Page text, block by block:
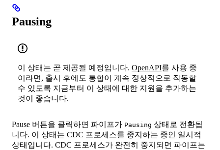
Pausing
이 상태는 곧 제공될 예정입니다. OpenAPI를 사용 중
이라면, 출시 후에도 통합이 계속 정상적으로 작동할
수 있도록 지금부터 이 상태에 대한 지원을 추가하는
것이 좋습니다.
Pause 버튼을 클릭하면 파이프가 Pausing 상태로 전환됩
니다. 이 상태는 CDC 프로세스를 중지하는 중인 일시적
상태입니다. CDC 프로세스가 완전히 중지되면 파이프는